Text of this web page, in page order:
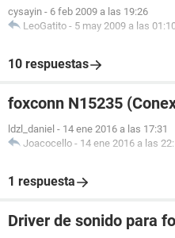
cysayin - 6 feb 2009 a las 19:26
LeoGatito - 5 may 2009 a las
10 respuestas
foxconn N15235
ldzl_daniel - 14 ene 2016 a las 17:31
Joacocello - 14 ene 2016 a las
1 respuesta
Driver de sonido para